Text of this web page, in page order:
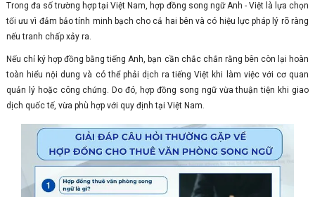
Trong đa số trường hợp tại Việt Nam, hợp đồng song ngữ Anh - Việt là lựa chọn
tối ưu vì đảm bảo tính minh bạch cho cả hai bên và có hiệu lực pháp lý rõ ràng
nếu tranh chấp xảy ra.
Nếu chỉ ký hợp đồng bằng tiếng Anh, bạn cần chắc chắn rằng bên còn lại hoàn
toàn hiểu nội dung và có thể phải dịch ra tiếng Việt khi làm việc với cơ quan
quản lý hoặc công chứng. Do đó, hợp đồng song ngữ vừa thuận tiện khi giao
dịch quốc tế, vừa phù hợp với quy định tại Việt Nam.